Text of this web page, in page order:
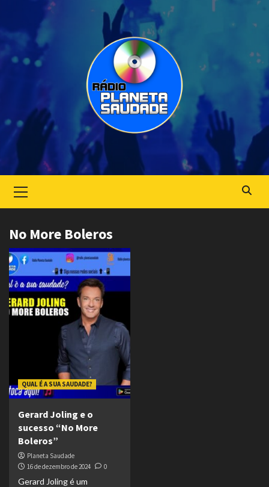
Menu
No More Boleros
QUAL É A SUA SAUDADE?
Gerard Joling e o
sucesso “No More
Boleros”
Planeta Saudade
16 de dezembro de 2024
0
Gerard Joling é um